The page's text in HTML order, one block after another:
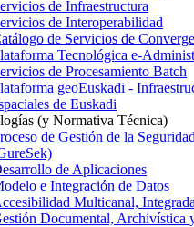
de Infraestructura
de Interoperabilidad
de Servicios de
Tecnológica e-
de Procesamiento Batch
geoEuskadi -
de Euskadi
(y Normativa Técnica)
de Gestión de la
de Aplicaciones
e Integración de Datos
Multicanal,
Documental, Archivística